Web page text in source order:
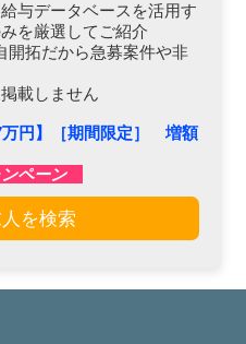
与データベースを活用す
を厳選してご紹介
開拓だから急募案件や非
載しません
円】［期間限定］ 増額
ペーン
を検索